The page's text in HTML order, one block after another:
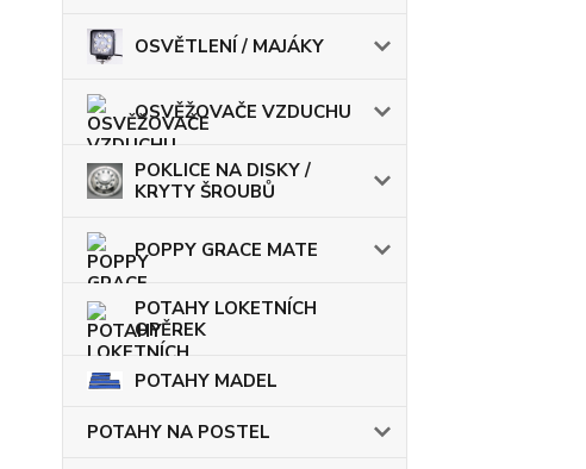
OSVĚTLENÍ / MAJÁKY
OSVĚŽOVAČE VZDUCHU
POKLICE NA DISKY /
KRYTY ŠROUBŮ
POPPY GRACE MATE
POTAHY LOKETNÍCH
OPĚREK
POTAHY MADEL
POTAHY NA POSTEL